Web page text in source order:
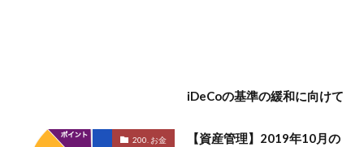
iDeCoの基準の緩和に向けて
200. お金
【資産管理】2019年10月の